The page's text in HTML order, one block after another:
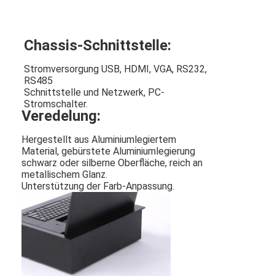
Chassis-Schnittstelle:
Stromversorgung USB, HDMI, VGA, RS232,
RS485
Schnittstelle und Netzwerk, PC-
Stromschalter.
Veredelung:
Hergestellt aus Aluminiumlegiertem
Material, gebürstete Aluminiumlegierung
schwarz oder silberne Oberfläche, reich an
metallischem Glanz.
Unterstützung der Farb-Anpassung